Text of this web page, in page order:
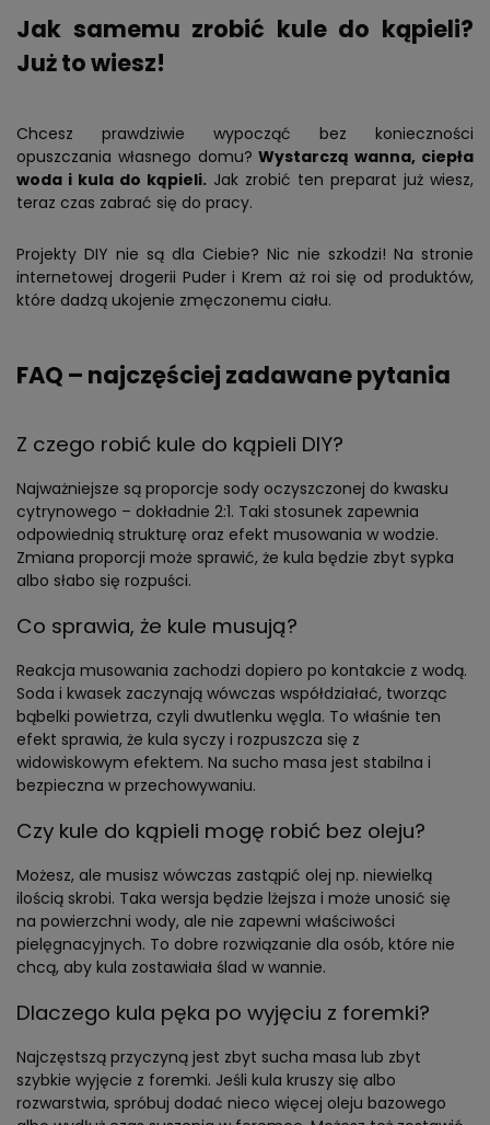
Jak samemu zrobić kule do kąpieli?
Już to wiesz!
Chcesz prawdziwie wypocząć bez konieczności
opuszczania własnego domu? Wystarczą wanna, ciepła
woda i kula do kąpieli. Jak zrobić ten preparat już wiesz,
teraz czas zabrać się do pracy.
Projekty DIY nie są dla Ciebie? Nic nie szkodzi! Na stronie
internetowej drogerii Puder i Krem aż roi się od produktów,
które dadzą ukojenie zmęczonemu ciału.
FAQ – najczęściej zadawane pytania
Z czego robić kule do kąpieli DIY?
Najważniejsze są proporcje sody oczyszczonej do kwasku
cytrynowego – dokładnie 2:1. Taki stosunek zapewnia
odpowiednią strukturę oraz efekt musowania w wodzie.
Zmiana proporcji może sprawić, że kula będzie zbyt sypka
albo słabo się rozpuści.
Co sprawia, że kule musują?
Reakcja musowania zachodzi dopiero po kontakcie z wodą.
Soda i kwasek zaczynają wówczas współdziałać, tworząc
bąbelki powietrza, czyli dwutlenku węgla. To właśnie ten
efekt sprawia, że kula syczy i rozpuszcza się z
widowiskowym efektem. Na sucho masa jest stabilna i
bezpieczna w przechowywaniu.
Czy kule do kąpieli mogę robić bez oleju?
Możesz, ale musisz wówczas zastąpić olej np. niewielką
ilością skrobi. Taka wersja będzie lżejsza i może unosić się
na powierzchni wody, ale nie zapewni właściwości
pielęgnacyjnych. To dobre rozwiązanie dla osób, które nie
chcą, aby kula zostawiała ślad w wannie.
Dlaczego kula pęka po wyjęciu z foremki?
Najczęstszą przyczyną jest zbyt sucha masa lub zbyt
szybkie wyjęcie z foremki. Jeśli kula kruszy się albo
rozwarstwia, spróbuj dodać nieco więcej oleju bazowego